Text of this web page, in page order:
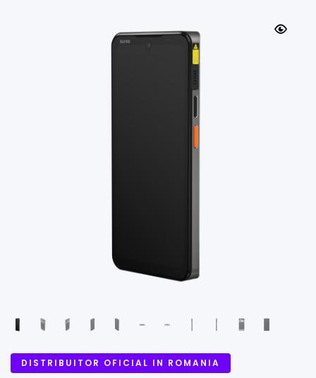
DISTRIBUITOR OFICIAL IN ROMANIA